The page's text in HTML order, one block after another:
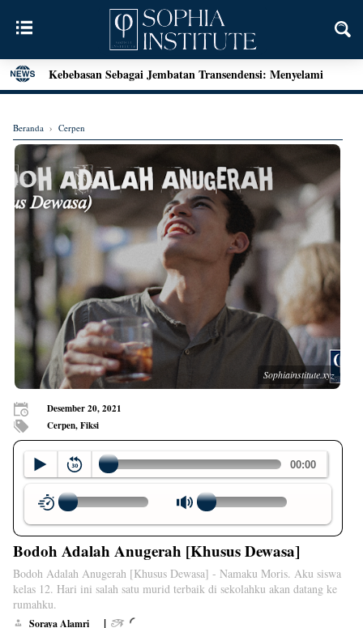
Menjawab Tantangan Zaman: Literasi Pendidikan Karakter
dan Dialog Sains dalam Kegiatan Bedah Buku Palu
Mengenal Teori Etika Immanuel Kant
Momen Terakhir Plato
Locke dan Pertanyaan Seputar Identitas Diri
Augustine on Happiness and Time
Seni Menarik Kesimpulan ala Bertrand Russel
Menjelajahi Hakikat Etika: Sebuah Refleksi dari Aristoteles
hingga Kant
Good Is Good: Menyingkap Hakikat Kebaikan Bersama
George Edward Moore
Kebebasan Sebagai Jembatan Transendensi: Menyelami
Filsafat Eksistensial Mulla Sadra
Beranda › Cerpen
Sophiainstitute.xyz
Desember 20, 2021
Cerpen, Fiksi
Bodoh Adalah Anugerah [Khusus Dewasa]
Bodoh Adalah Anugerah [Khusus Dewasa] - Namaku Moris. Aku siswa
kelas 12. Hari ini salah satu murid terbaik di sekolahku akan datang ke
rumahku.
Soraya Alamri |